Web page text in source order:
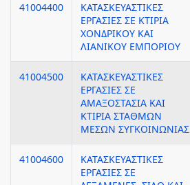
41004400
ΚΑΤΑΣΚΕΥΑΣΤΙΚΕΣ
ΕΡΓΑΣΙΕΣ ΣΕ ΚΤΙΡΙΑ
ΧΟΝΔΡΙΚΟΥ ΚΑΙ
ΛΙΑΝΙΚΟΥ ΕΜΠΟΡΙΟΥ
41004500
ΚΑΤΑΣΚΕΥΑΣΤΙΚΕΣ
ΕΡΓΑΣΙΕΣ ΣΕ
ΑΜΑΞΟΣΤΑΣΙΑ ΚΑΙ
ΚΤΙΡΙΑ ΣΤΑΘΜΩΝ
ΜΕΣΩΝ ΣΥΓΚΟΙΝΩΝΙΑΣ
41004600
ΚΑΤΑΣΚΕΥΑΣΤΙΚΕΣ
ΕΡΓΑΣΙΕΣ ΣΕ